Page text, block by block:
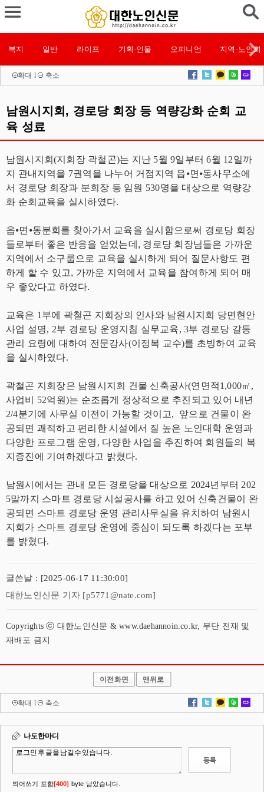
복지 일반 라이프 기획·인물 오피니언 지역·노인회
확대 l 축소
남원시지회, 경로당 회장 등 역량강화 순회 교
육 성료
남원시지회(지회장 곽철곤)는 지난 5월 9일부터 6월 12일까
지 관내지역을 7권역을 나누어 거점지역 읍⦁면⦁동사무소에
서 경로당 회장과 분회장 등 임원 530명을 대상으로 역량강
화 순회교육을 실시하였다.
읍⦁면⦁동분회를 찾아가서 교육을 실시함으로써 경로당 회장
들로부터 좋은 반응을 얻었는데, 경로당 회장님들은 가까운
지역에서 소구룹으로 교육을 실시하게 되어 질문사항도 편
하게 할 수 있고, 가까운 지역에서 교육을 참여하게 되어 매
우 좋았다고 하였다.
교육은 1부에 곽철곤 지회장의 인사와 남원시지회 당면현안
사업 설명, 2부 경로당 운영지침 실무교육, 3부 경로당 갈등
관리 요령에 대하여 전문강사(이정복 교수)를 초빙하여 교육
을 실시하였다.
곽철곤 지회장은 남원시지회 건물 신축공사(연면적1,000㎡,
사업비 52억원)는 순조롭게 정상적으로 추진되고 있어 내년
2/4분기에 사무실 이전이 가능할 것이고, 앞으로 건물이 완
공되면 괘적하고 편리한 시설에서 질 높은 노인대학 운영과
다양한 프로그램 운영, 다양한 사업을 추진하여 회원들의 복
지증진에 기여하겠다고 밝혔다.
남원시에서는 관내 모든 경로당을 대상으로 2024년부터 202
5말까지 스마트 경로당 시설공사를 하고 있어 신축건물이 완
공되면 스마트 경로당 운영 관리사무실을 유치하여 남원시
지회가 스마트 경로당 운영에 중심이 되도록 하겠다는 포부
를 밝혔다.
글쓴날 : [2025-06-17 11:30:00]
대한노인신문 기자 [p5771@nate.com]
Copyrights ⓒ 대한노인신문 & www.daehannoin.co.kr, 무단 전재 및
재배포 금지
이전화면 맨위로
확대 l 축소